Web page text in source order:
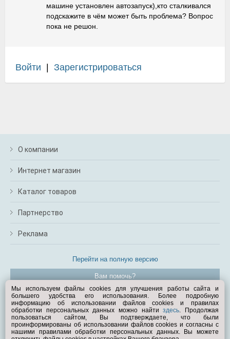
машине установлен автозапуск),кто сталкивался
подскажите в чём может быть проблема? Вопрос
пока не решон.
Войти Зарегистрироваться
О компании
Интернет магазин
Каталог товаров
Партнерство
Реклама
Перейти на полную версию
Вам помочь?
© Exist.ru 1998—2026
Мы используем файлы cookies для улучшения работы сайта и
большего удобства его использования. Более подробную
информацию об использовании файлов cookies и правилах
обработки персональных данных можно найтиздесь. Продолжая
пользоваться сайтом, Вы подтверждаете, что были
проинформированы об использовании файлов cookies и согласны с
нашими правилами обработки персональных данных. Вы можете